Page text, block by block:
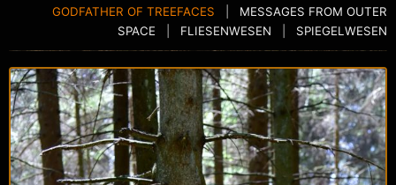
GODFATHER OF TREEFACES
MESSAGES FROM OUTER
SPACE
FLIESENWESEN SPIEGELWESEN